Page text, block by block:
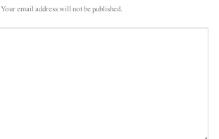
Your email address will not be published.